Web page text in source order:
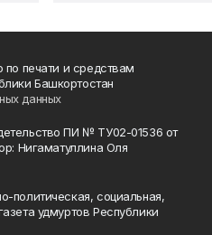
по печати и средствам
Башкортостан
данных
ПИ № ТУ02-01536 от
Нигаматуллина Оля
политическая, социальная,
удмуртов Республики